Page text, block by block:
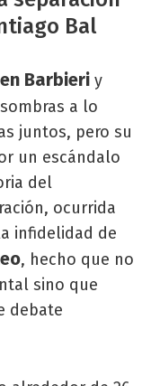
Bal
Barbieri y
a lo
juntos, pero su
un escándalo
del
ocurrida
infidelidad de
, hecho que no
sino que
debate